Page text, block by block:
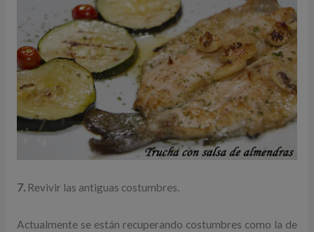
7.Revivir las antiguas costumbres.
Actualmente se están recuperando costumbres como la de